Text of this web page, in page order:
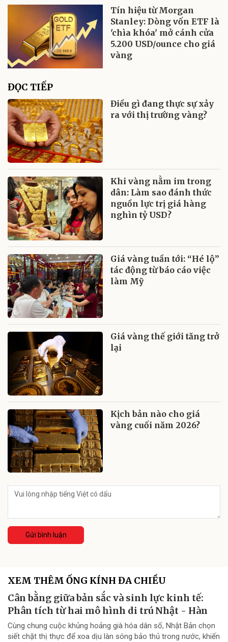
Tín hiệu từ Morgan
Stanley: Dòng vốn ETF là
'chìa khóa' mở cánh cửa
5.200 USD/ounce cho giá
vàng
ĐỌC TIẾP
Điều gì đang thực sự xảy
ra với thị trường vàng?
Khi vàng nằm im trong
dân: Làm sao đánh thức
nguồn lực trị giá hàng
nghìn tỷ USD?
Giá vàng tuần tới: “Hé lộ”
tác động từ báo cáo việc
làm Mỹ
Giá vàng thế giới tăng trở
lại
Kịch bản nào cho giá
vàng cuối năm 2026?
Gửi bình luận
XEM THÊM ỐNG KÍNH ĐA CHIỀU
Cân bằng giữa bản sắc và sinh lực kinh tế:
Phân tích từ hai mô hình di trú Nhật - Hàn
Cùng chung cuộc khủng hoảng già hóa dân số, Nhật Bản chọn
siết chặt thị thực để xoa dịu làn sóng bảo thủ trong nước, khiến